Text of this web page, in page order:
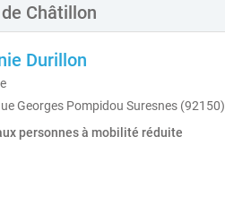
Châtillon
Durillon
Georges Pompidou Suresnes (92150)
personnes à mobilité réduite